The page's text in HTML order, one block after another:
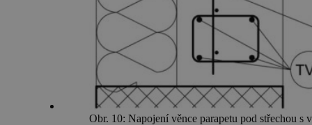
Obr. 10: Napojení věnce parapetu pod střechou s